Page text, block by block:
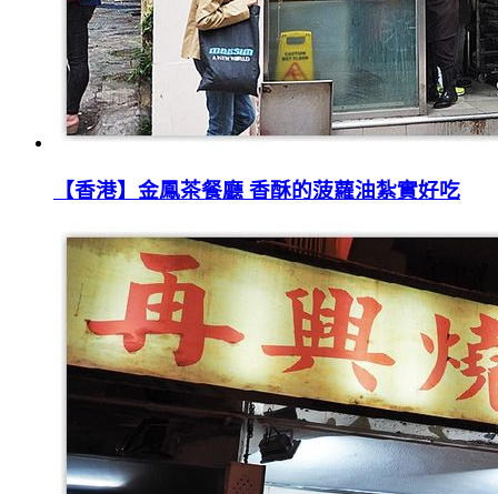
【香港】金鳳茶餐廳 香酥的菠蘿油紮實好吃